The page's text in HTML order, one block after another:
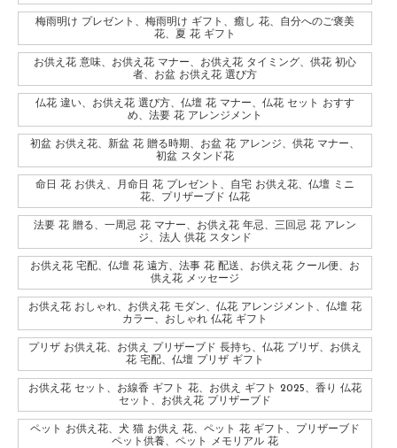
梅雨明け プレゼント、梅雨明け ギフト、癒し 花、自分へのご褒美
花、夏 花 ギフト
お供え花 意味、お供え花 マナー、お供え花 タイミング、供花 初心
者、お盆 お供え花 選び方
仏花 違い、お供え花 選び方、仏壇 花 マナー、仏花 セット おすす
め、法要 花 アレンジメント
初盆 お供え花、新盆 花 贈る時期、お盆 花 アレンジ、供花 マナー、
初盆 スタンド花
命日 花 お供え、月命日 花 プレゼント、自宅 お供え花、仏壇 ミニ
花、プリザーブド 仏花
法要 花 贈る、一周忌 花 マナー、お供え花 年忌、三回忌 花 アレン
ジ、法人 供花 スタンド
お供え花 宅配、仏壇 花 遠方、法事 花 配送、お供え花 クール便、お
供え花 メッセージ
お供え花 おしゃれ、お供え花 モダン、仏花 アレンジメント、仏壇 花
カラー、おしゃれ 仏花 ギフト
プリザ お供え花、お供え プリザーブド 長持ち、仏花 プリザ、お供え
花 宅配、仏壇 プリザ ギフト
お供え花 セット、お線香 ギフト 花、お供え ギフト 2025、香り 仏花
セット、お供え花 プリザーブド
ペット お供え花、犬 猫 お供え 花、ペット 花 ギフト、プリザーブド
ペット供養、ペット メモリアル 花